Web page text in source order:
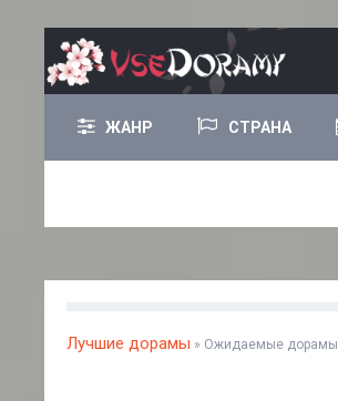
ЖАНР СТРАНА
Лучшие дорамы » Ожидаемые дорамы